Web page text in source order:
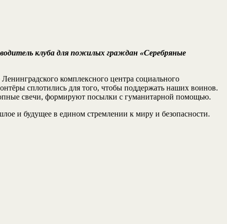
клуба для пожилых граждан «Серебряные
комплексного центра социального
сплотились для того, чтобы поддержать наших воинов.
свечи, формируют посылки с гуманитарной помощью.
и будущее в едином стремлении к миру и безопасности.